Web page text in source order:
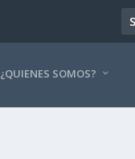
¿QUIENES SOMOS?